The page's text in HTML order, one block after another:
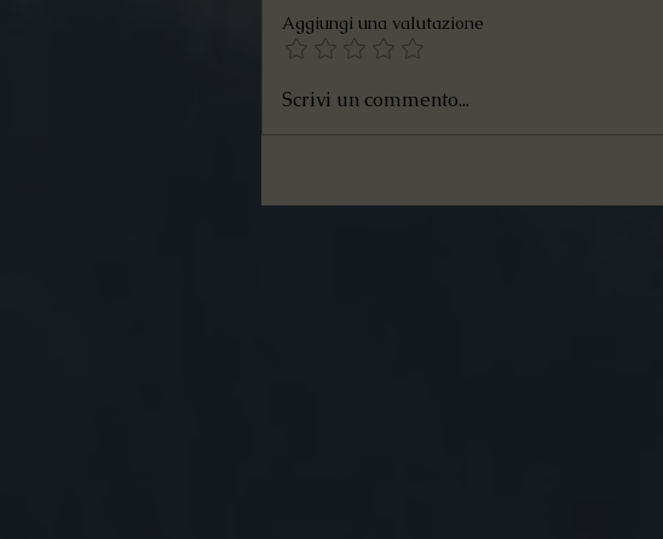
Aggiungi una valutazione
Scrivi un commento...